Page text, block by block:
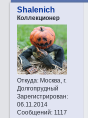
Shalenich
Коллекционер
Откуда:Москва, г.
Долгопрудный
Зарегистрирован:
06.11.2014
Сообщений:1117